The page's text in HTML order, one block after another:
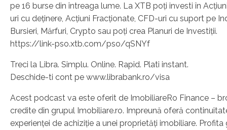
pe 16 burse din întreaga lume. La XTB poți investi în
uri cu deținere, Acțiuni Fracționate, CFD-uri cu suport pe
Bursieri, Mărfuri, Crypto sau poți crea Planuri de Investiții.
https://link-pso.xtb.com/pso/qSNYf
Treci la Libra. Simplu. Online. Rapid. Plati instant.
Deschide-ti cont pe www.librabank.ro/visa
Acest podcast va este oferit de ImobiliareRo Finance –
credite din grupul Imobiliare.ro. Impreună oferă
experienței de achiziție a unei proprietăți imobiliare.